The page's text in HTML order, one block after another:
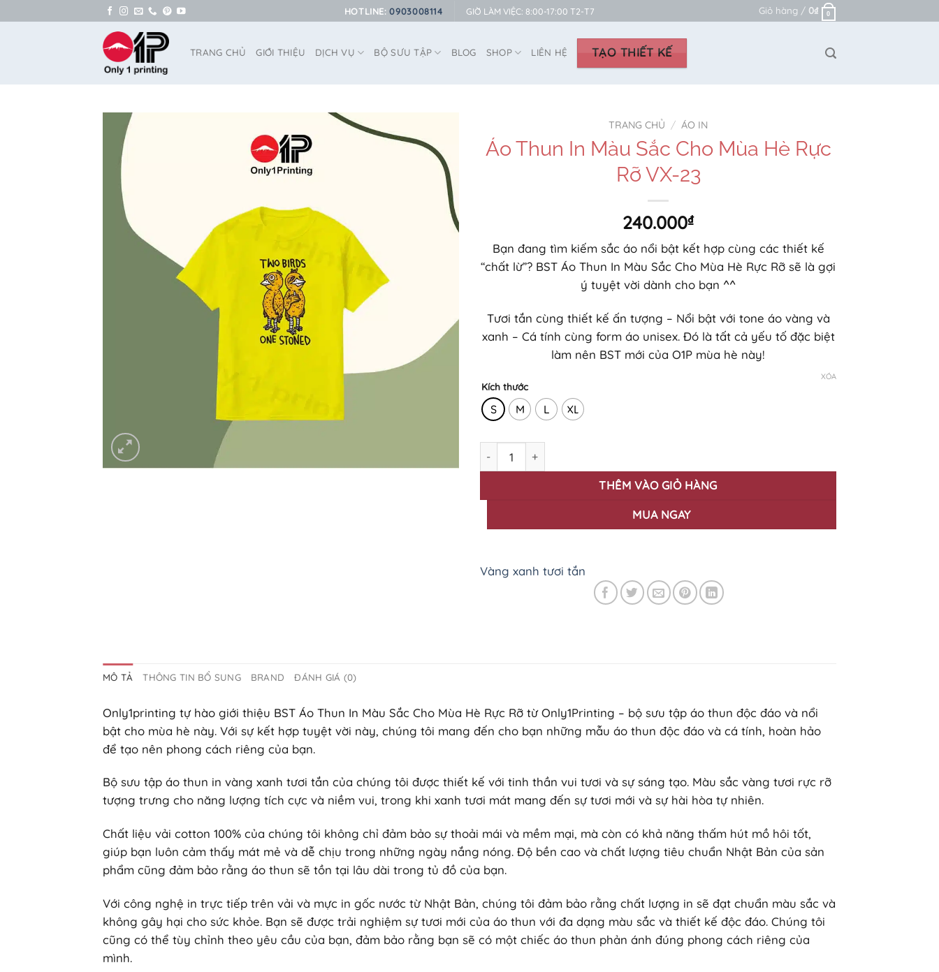
qua
HOTLINE:0903008114 GIỜ LÀM VIỆC: 8:00-17:00 T2-T7 Giỏ hàng / 0₫ 0
TRANG CHỦ GIỚI THIỆU DỊCH VỤ BỘ SƯU TẬP BLOG SHOP LIÊN HỆ TẠO THIẾT KẾ
TRANG CHỦ / ÁO IN
Áo Thun In Màu Sắc Cho Mùa Hè Rực
Rỡ VX-23
240.000₫
Bạn đang tìm kiếm sắc áo nổi bật kết hợp cùng các thiết kế
“chất lừ”? BST Áo Thun In Màu Sắc Cho Mùa Hè Rực Rỡ sẽ là gợi
ý tuyệt vời dành cho bạn ^^
Tươi tắn cùng thiết kế ấn tượng – Nổi bật với tone áo vàng và
xanh – Cá tính cùng form áo unisex. Đó là tất cả yếu tố đặc biệt
làm nên BST mới của O1P mùa hè này!
Kích thước
S M L XL
XÓA
THÊM VÀO GIỎ HÀNG
MUA NGAY
Vàng xanh tươi tắn
MÔ TẢ THÔNG TIN BỔ SUNG BRAND ĐÁNH GIÁ (0)
Only1printing tự hào giới thiệu BST Áo Thun In Màu Sắc Cho Mùa Hè Rực Rỡ từ Only1Printing – bộ sưu tập áo thun độc đáo và nổi
bật cho mùa hè này. Với sự kết hợp tuyệt vời này, chúng tôi mang đến cho bạn những mẫu áo thun độc đáo và cá tính, hoàn hảo
để tạo nên phong cách riêng của bạn.
Bộ sưu tập áo thun in vàng xanh tươi tắn của chúng tôi được thiết kế với tinh thần vui tươi và sự sáng tạo. Màu sắc vàng tươi rực rỡ
tượng trưng cho năng lượng tích cực và niềm vui, trong khi xanh tươi mát mang đến sự tươi mới và sự hài hòa tự nhiên.
Chất liệu vải cotton 100% của chúng tôi không chỉ đảm bảo sự thoải mái và mềm mại, mà còn có khả năng thấm hút mồ hôi tốt,
giúp bạn luôn cảm thấy mát mẻ và dễ chịu trong những ngày nắng nóng. Độ bền cao và chất lượng tiêu chuẩn Nhật Bản của sản
phẩm cũng đảm bảo rằng áo thun sẽ tồn tại lâu dài trong tủ đồ của bạn.
Với công nghệ in trực tiếp trên vải và mực in gốc nước từ Nhật Bản, chúng tôi đảm bảo rằng chất lượng in sẽ đạt chuẩn màu sắc và
không gây hại cho sức khỏe. Bạn sẽ được trải nghiệm sự tươi mới của áo thun với đa dạng màu sắc và thiết kế độc đáo. Chúng tôi
cũng có thể tùy chỉnh theo yêu cầu của bạn, đảm bảo rằng bạn sẽ có một chiếc áo thun phản ánh đúng phong cách riêng của
mình.